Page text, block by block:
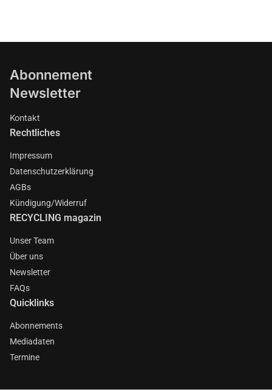
Abonnement
Newsletter
Kontakt
Rechtliches
Impressum
Datenschutzerklärung
AGBs
Kündigung/Widerruf
RECYCLING magazin
Unser Team
Über uns
Newsletter
FAQs
Quicklinks
Abonnements
Mediadaten
Termine